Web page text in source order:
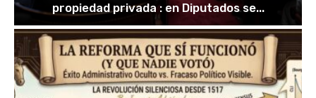
propiedad privada : en Diputados se...